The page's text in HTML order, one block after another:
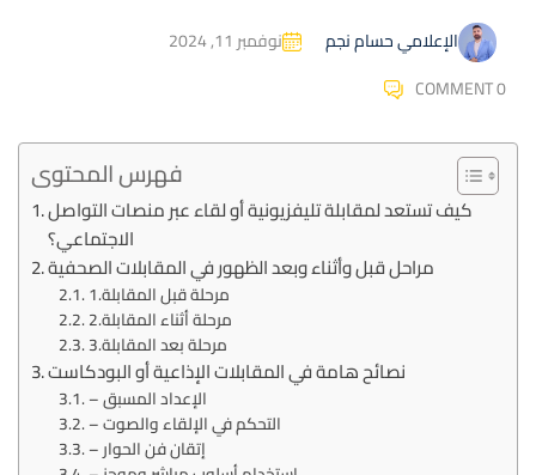
الإعلامي حسام نجم
نوفمبر 11, 2024
COMMENT 0
فهرس المحتوى
كيف تستعد لمقابلة تليفزيونية أو لقاء عبر منصات التواصل
الاجتماعي؟
مراحل قبل وأثناء وبعد الظهور في المقابلات الصحفية
1.مرحلة قبل المقابلة
2.مرحلة أثناء المقابلة
3.مرحلة بعد المقابلة
نصائح هامة في المقابلات الإذاعية أو البودكاست
– الإعداد المسبق
– التحكم في الإلقاء والصوت
– إتقان فن الحوار